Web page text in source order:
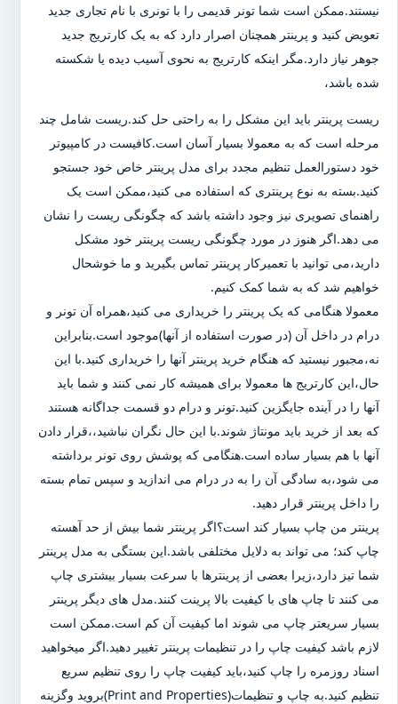
نیستند.ممکن است شما تونر قدیمی را با تونری با نام تجاری جدید
تعویض کنید و پرینتر همچنان اصرار دارد که به یک کارتریج جدید
جوهر نیاز دارد.مگر اینکه کارتریج به نحوی آسیب دیده یا شکسته
شده باشد،
ریست پرینتر باید این مشکل را به راحتی حل کند.ریست شامل چند
مرحله است که به معمولا بسیار آسان است.کافیست در کامپیوتر
خود دستورالعمل تنظیم مجدد برای مدل پرینتر خاص خود جستجو
کنید.بسته به نوع پرینتری که استفاده می کنید،ممکن است یک
راهنمای تصویری نیز وجود داشته باشد که چگونگی ریست را نشان
می دهد.اگر هنوز در مورد چگونگی ریست پرینتر خود مشکل
دارید،می توانید با تعمیرکار پرینتر تماس بگیرید و ما خوشحال
خواهیم شد که به شما کمک کنیم.
معمولا هنگامی که یک پرینتر را خریداری می کنید،همراه آن تونر و
درام در داخل آن (در صورت استفاده از آنها)موجود است.بنابراین
نه،مجبور نیستید که هنگام خرید پرینتر آنها را خریداری کنید.با این
حال،این کارتریج ها معمولا برای همیشه کار نمی کنند و شما باید
آنها را در آینده جایگزین کنید.تونر و درام دو قسمت جداگانه هستند
که بعد از خرید باید مونتاژ شوند.با این حال نگران نباشید،،قرار دادن
آنها با هم بسیار ساده است.هنگامی که پوشش روی تونر برداشته
می شود،به سادگی آن را به در درام می اندازید و سپس تمام بسته
را داخل پرینتر قرار دهید.
پرینتر من چاپ بسیار کند است؟اگر پرینتر شما بیش از حد آهسته
چاپ کند؛ می تواند به دلایل مختلفی باشد.این بستگی به مدل پرینتر
شما تیز دارد،زیرا بعضی از پرینترها با سرعت بسیار بیشتری چاپ
می کنند تا چاپ های با کیفیت بالا پرینت کنند.مدل های دیگر پرینتر
بسیار سریعتر چاپ می شوند اما کیفیت آن کم است.ممکن است
لازم باشد کیفیت چاپ را در تنظیمات پرینتر تغییر دهید.اگر میخواهید
اسناد روزمره را چاپ کنید،باید کیفیت چاپ را روی تنظیم سریع
تنظیم کنید.به چاپ و تنظیمات(Print and Properties)بروید وگزینه